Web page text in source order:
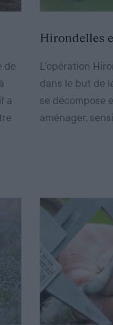
de
a
Hirondelles
L’opération
dans le but de
se décompose
aménager,